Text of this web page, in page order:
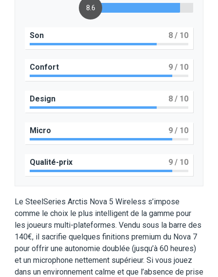
8.6
Son 8 / 10
Confort 9 / 10
Design 8 / 10
Micro 9 / 10
Qualité-prix 9 / 10
Le SteelSeries Arctis Nova 5 Wireless s’impose
comme le choix le plus intelligent de la gamme pour
les joueurs multi-plateformes. Vendu sous la barre des
140€, il sacrifie quelques finitions premium du Nova 7
pour offrir une autonomie doublée (jusqu’à 60 heures)
et un microphone nettement supérieur. Si vous jouez
dans un environnement calme et que l’absence de prise